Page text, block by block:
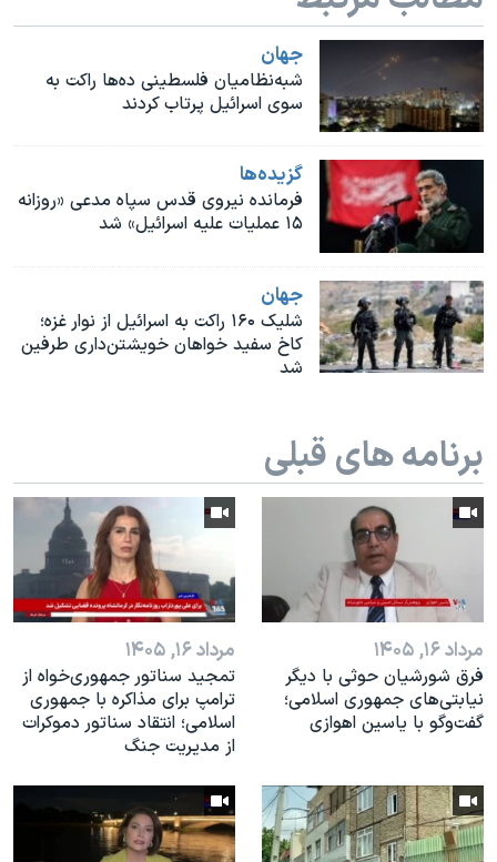
نرگس محمدی برنده جایزه نوبل صلح
همایش محافظه‌کاران آمریکا «سی‌پک»
صفحه‌های ویژه
سفر پرزیدنت ترامپ به چین
جهان
شبه‌نظامیان‌ فلسطینی ده‌ها راکت به
سوی اسرائیل پرتاب کردند
گزيده‌ها
فرمانده نیروی قدس سپاه مدعی «روزانه
۱۵ عملیات علیه اسرائیل» شد
جهان
شلیک ۱۶۰ راکت به اسرائیل از نوار غزه؛
کاخ سفید خواهان خویشتن‌داری طرفین
شد
برنامه های قبلی
مرداد ۱۶, ۱۴۰۵
فرق شورشیان حوثی با دیگر
نیابتی‌های جمهوری اسلامی؛
گفت‌وگو با یاسین اهوازی
مرداد ۱۶, ۱۴۰۵
تمجید سناتور جمهوری‌خواه از
ترامپ برای مذاکره با جمهوری
اسلامی؛ انتقاد سناتور دموکرات
از مدیریت جنگ